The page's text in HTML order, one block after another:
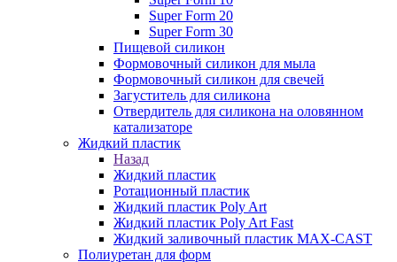
Super Form 20
Super Form 30
Пищевой силикон
Формовочный силикон для мыла
Формовочный силикон для свечей
Загуститель для силикона
Отвердитель для силикона на оловянном
катализаторе
Жидкий пластик
Назад
Жидкий пластик
Ротационный пластик
Жидкий пластик Poly Art
Жидкий пластик Poly Art Fast
Жидкий заливочный пластик MAX-CAST
Полиуретан для форм